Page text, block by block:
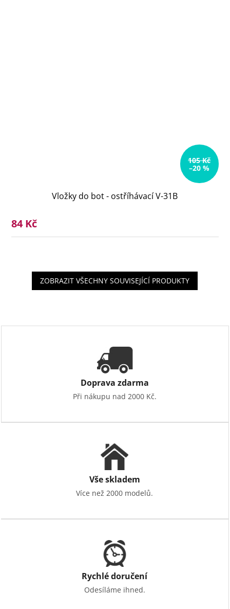
105 Kč
–20 %
Vložky do bot - ostříhávací V-31B
84 Kč
ZOBRAZIT VŠECHNY SOUVISEJÍCÍ PRODUKTY
Doprava zdarma
Při nákupu nad 2000 Kč.
Vše skladem
Více než 2000 modelů.
Rychlé doručení
Odesíláme ihned.